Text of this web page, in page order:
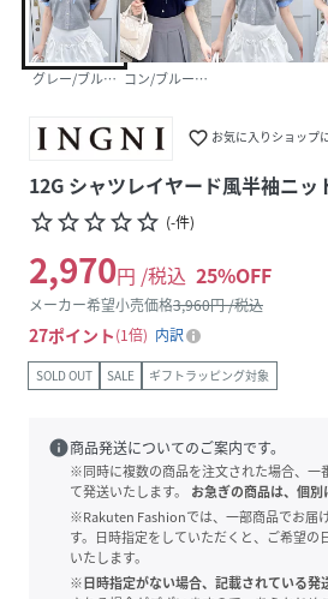
グレー/ブルーストライプコン/ブルーストライプ
favorite_border お気に入りショップ
12G シャツレイヤード風半袖ニッ
star_borderstar_borderstar_borderstar_borderstar_border (-件)
2,970円 /税込 25%OFF
メーカー希望小売価格3,960円 /税込
27ポイント 1倍 内訳
SOLD OUT SALE ギフトラッピング対象
info商品発送についてのご案内です。
※同時に複数の商品を注文された場合、一
て発送いたします。
お急ぎの商品は、個別
※Rakuten Fashionでは、一部商品でお届
す。日時指定をしていただくと、ご希望の
いたします。
※日時指定がない場合、記載されている発